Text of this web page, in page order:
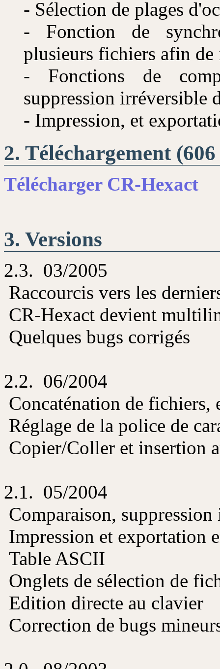
- Sélection de plages
- Fonction de
plusieurs fichiers afin
- Fonctions de
suppression irréversible
- Impression, et
Téléchargement
Télécharger CR-Hexact
Versions
2.3. 03/2005
Raccourcis vers les
CR-Hexact devient
Quelques bugs corrigés
2.2. 06/2004
Concaténation de fichiers,
Réglage de la police de
Copier/Coller et insertion
2.1. 05/2004
Comparaison,
Impression et exportation
Table ASCII
Onglets de sélection de
Edition directe au clavier
Correction de bugs